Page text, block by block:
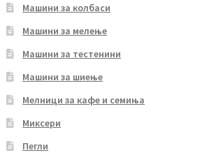
Машини за колбаси
Машини за мелење
Машини за тестенини
Машини за шиење
Мелници за кафе и семиња
Миксери
Пегли